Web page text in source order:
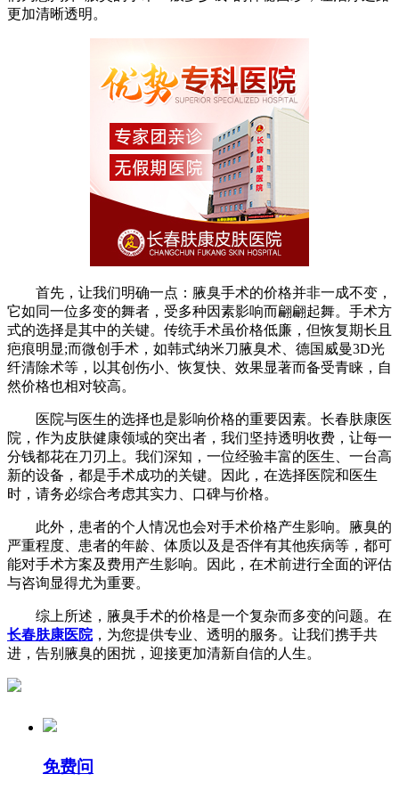
更加清晰透明。
首先，让我们明确一点：腋臭手术的价格并非一成不变，
它如同一位多变的舞者，受多种因素影响而翩翩起舞。手术方
式的选择是其中的关键。传统手术虽价格低廉，但恢复期长且
疤痕明显;而微创手术，如韩式纳米刀腋臭术、德国威曼3D光
纤清除术等，以其创伤小、恢复快、效果显著而备受青睐，自
然价格也相对较高。
医院与医生的选择也是影响价格的重要因素。长春肤康医
院，作为皮肤健康领域的突出者，我们坚持透明收费，让每一
分钱都花在刀刃上。我们深知，一位经验丰富的医生、一台高
新的设备，都是手术成功的关键。因此，在选择医院和医生
时，请务必综合考虑其实力、口碑与价格。
此外，患者的个人情况也会对手术价格产生影响。腋臭的
严重程度、患者的年龄、体质以及是否伴有其他疾病等，都可
能对手术方案及费用产生影响。因此，在术前进行全面的评估
与咨询显得尤为重要。
综上所述，腋臭手术的价格是一个复杂而多变的问题。在
长春肤康医院，为您提供专业、透明的服务。让我们携手共
进，告别腋臭的困扰，迎接更加清新自信的人生。
免费问